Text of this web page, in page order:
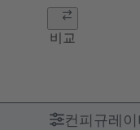
비교
컨피규레